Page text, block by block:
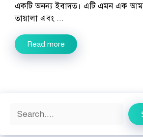
একটি অনন্য ইবাদত। এটি এমন এক
তায়ালা এবং ...
Read more
Search